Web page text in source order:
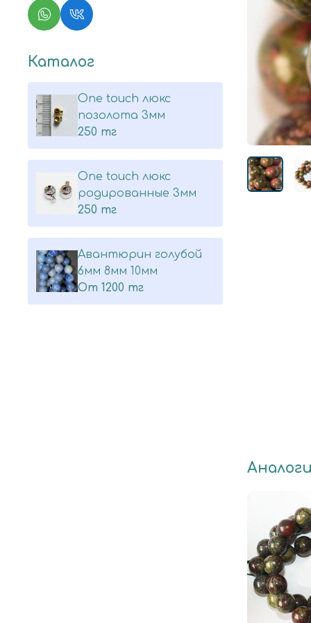
Каталог
One touch люкс
позолота 3мм
250 тг
One touch люкс
родированные 3мм
250 тг
Авантюрин голубой
6мм 8мм 10мм
От 1200 тг